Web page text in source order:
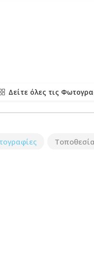
Δείτε όλες τις
Τοποθεσία